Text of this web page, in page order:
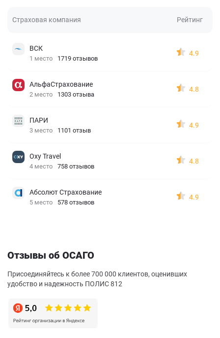
Страховая компания Рейтинг
ВСК
1 место 1719 отзывов
4.9
АльфаСтрахование
2 место 1303 отзыва
4.8
ПАРИ
3 место 1101 отзыв
4.9
Oxy Travel
4 место 758 отзывов
4.8
Абсолют Страхование
5 место 578 отзывов
4.9
Отзывы об ОСАГО
Присоединяйтесь к более 700 000 клиентов, оценивших
удобство и надежность ПОЛИС 812